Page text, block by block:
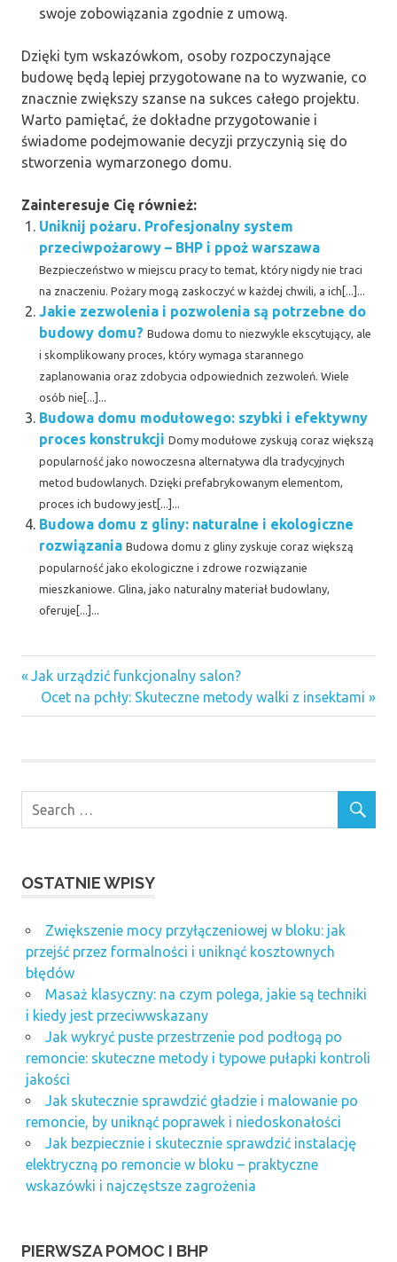
swoje zobowiązania zgodnie z umową.
Dzięki tym wskazówkom, osoby rozpoczynające
budowę będą lepiej przygotowane na to wyzwanie, co
znacznie zwiększy szanse na sukces całego projektu.
Warto pamiętać, że dokładne przygotowanie i
świadome podejmowanie decyzji przyczynią się do
stworzenia wymarzonego domu.
Zainteresuje Cię również:
Uniknij pożaru. Profesjonalny system
przeciwpożarowy – BHP i ppoż warszawa
Bezpieczeństwo w miejscu pracy to temat, który nigdy nie traci
na znaczeniu. Pożary mogą zaskoczyć w każdej chwili, a ich[...]...
Jakie zezwolenia i pozwolenia są potrzebne do
budowy domu? Budowa domu to niezwykle ekscytujący, ale
i skomplikowany proces, który wymaga starannego
zaplanowania oraz zdobycia odpowiednich zezwoleń. Wiele
osób nie[...]...
Budowa domu modułowego: szybki i efektywny
proces konstrukcji Domy modułowe zyskują coraz większą
popularność jako nowoczesna alternatywa dla tradycyjnych
metod budowlanych. Dzięki prefabrykowanym elementom,
proces ich budowy jest[...]...
Budowa domu z gliny: naturalne i ekologiczne
rozwiązania Budowa domu z gliny zyskuje coraz większą
popularność jako ekologiczne i zdrowe rozwiązanie
mieszkaniowe. Glina, jako naturalny materiał budowlany,
oferuje[...]...
Nawigacja
wpisu
Previous
Post:
Jak urządzić funkcjonalny salon?
Next
Post:
Ocet na pchły: Skuteczne metody walki z insektami
OSTATNIE WPISY
Zwiększenie mocy przyłączeniowej w bloku: jak
przejść przez formalności i uniknąć kosztownych
błędów
Masaż klasyczny: na czym polega, jakie są techniki
i kiedy jest przeciwwskazany
Jak wykryć puste przestrzenie pod podłogą po
remoncie: skuteczne metody i typowe pułapki kontroli
jakości
Jak skutecznie sprawdzić gładzie i malowanie po
remoncie, by uniknąć poprawek i niedoskonałości
Jak bezpiecznie i skutecznie sprawdzić instalację
elektryczną po remoncie w bloku – praktyczne
wskazówki i najczęstsze zagrożenia
PIERWSZA POMOC I BHP